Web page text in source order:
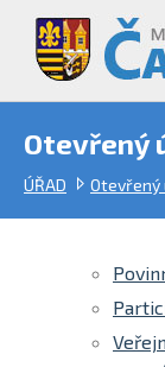
Otevřený
ÚŘAD Otevřený